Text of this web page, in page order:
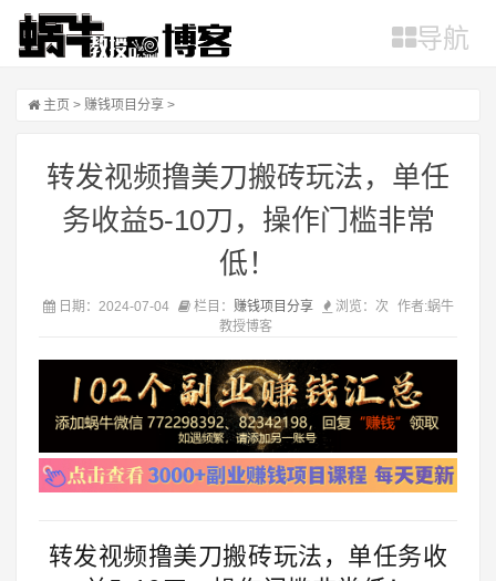
导航
主页 > 赚钱项目分享 >
转发视频撸美刀搬砖玩法，单任
务收益5-10刀，操作门槛非常
低！
日期：2024-07-04 栏目： 赚钱项目分享 浏览： 次
作者:蜗牛
教授博客
转发视频撸美刀搬砖玩法，单任务收